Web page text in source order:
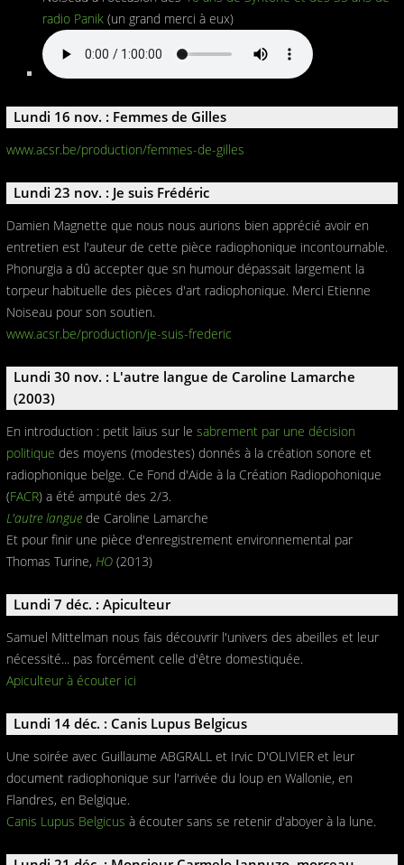
radio Panik (un grand merci à eux)
Lundi 16 nov. : Femmes de Gilles
www.acsr.be/production/femmes-de-gilles
Lundi 23 nov. : Je suis Frédéric
Damien Magnette que nous nous aurions bien apprécié avoir en
entretien est l'auteur de cette pièce radiophonique incontournable.
Phonurgia a dû accepter que sn humour dépassait largement la
torpeur habituelle des pièces d'art radiophonique. Merci Etienne
Noiseau pour son soutien.
www.acsr.be/production/je-suis-frederic
Lundi 30 nov. : L'autre langue de Caroline Lamarche
(2003)
En introduction : petit laïus sur le sabrement par une décision
politique des moyens (modestes) donnés à la création sonore et
radiophonique belge. Ce Fond d'Aide à la Création Radiopohonique
(FACR) a été amputé des 2/3.
L'autre langue de Caroline Lamarche
Et pour finir une pièce d'enregistrement environnemental par
Thomas Turine, HO (2013)
Lundi 7 déc. : Apiculteur
Samuel Mittelman nous fais découvrir l'univers des abeilles et leur
nécessité... pas forcément celle d'être domestiquée.
Apiculteur à écouter ici
Lundi 14 déc. : Canis Lupus Belgicus
Une soirée avec Guillaume ABGRALL et Irvic D'OLIVIER et leur
document radiophonique sur l'arrivée du loup en Wallonie, en
Flandres, en Belgique.
Canis Lupus Belgicus à écouter sans se retenir d'aboyer à la lune.